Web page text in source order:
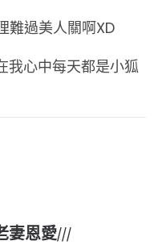
過美人關啊XD
我心中每天都是小狐
妻恩愛///